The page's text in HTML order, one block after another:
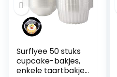
Surflyee 50 stuks
cupcake-bakjes,
enkele taartbakjes,